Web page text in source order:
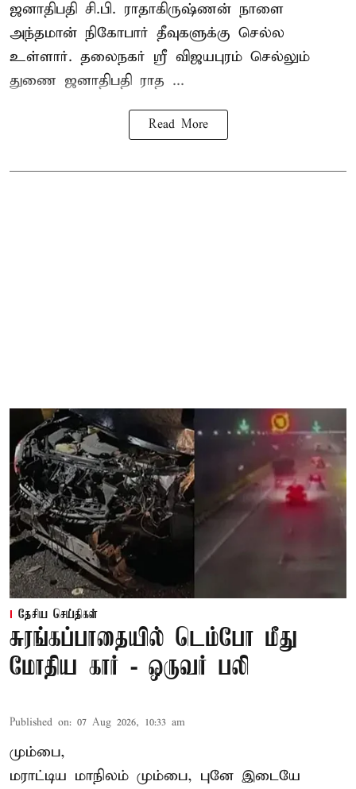
ஜனாதிபதி சி.பி. ராதாகிருஷ்ணன் நாளை
அந்தமான் நிகோபார் தீவுகளுக்கு செல்ல
உள்ளார். தலைநகர் ஸ்ரீ விஜயபுரம் செல்லும்
துணை ஜனாதிபதி ராத ...
Read More
தேசிய செய்திகள்
சுரங்கப்பாதையில் டெம்போ மீது
மோதிய கார் - ஒருவர் பலி
Published on: 07 Aug 2026, 10:33 am
மும்பை,
மராட்டிய மாநிலம் மும்பை, புனே இடையே